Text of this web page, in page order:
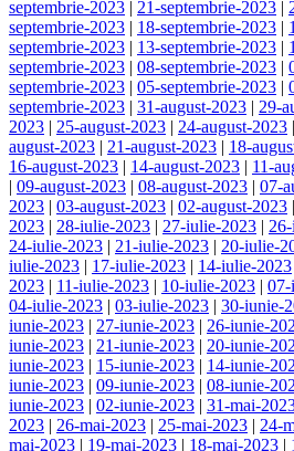
septembrie-2023 | 21-septembrie-2023 |
septembrie-2023 | 18-septembrie-2023 |
septembrie-2023 | 13-septembrie-2023 |
septembrie-2023 | 08-septembrie-2023 |
septembrie-2023 | 05-septembrie-2023 |
septembrie-2023 | 31-august-2023 | 29-
2023 | 25-august-2023 | 24-august-2023 |
august-2023 | 21-august-2023 | 18-
16-august-2023 | 14-august-2023 | 11-
| 09-august-2023 | 08-august-2023 | 07-
2023 | 03-august-2023 | 02-august-2023 |
2023 | 28-iulie-2023 | 27-iulie-2023 |
24-iulie-2023 | 21-iulie-2023 | 20-iulie-
iulie-2023 | 17-iulie-2023 | 14-iulie-2023
2023 | 11-iulie-2023 | 10-iulie-2023 |
04-iulie-2023 | 03-iulie-2023 | 30-iunie-
iunie-2023 | 27-iunie-2023 | 26-iunie-
iunie-2023 | 21-iunie-2023 | 20-iunie-
iunie-2023 | 15-iunie-2023 | 14-iunie-
iunie-2023 | 09-iunie-2023 | 08-iunie-
iunie-2023 | 02-iunie-2023 | 31-mai-
2023 | 26-mai-2023 | 25-mai-2023 | 24-
mai-2023 | 19-mai-2023 | 18-mai-2023 |